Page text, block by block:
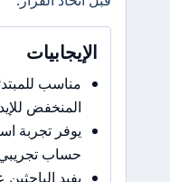
الإيجابيات
مناسب
المنخفض
يوفر تجربة
حساب
يفيد